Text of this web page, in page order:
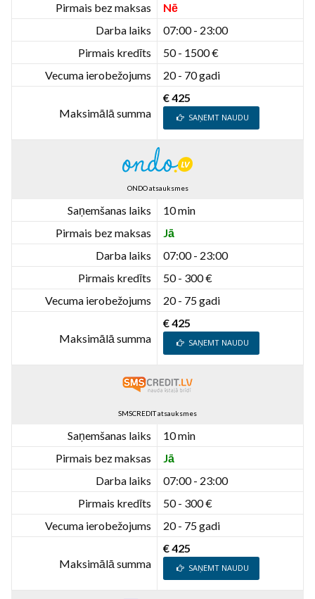
Pirmais bez maksas
Nē
Darba laiks
07:00 - 23:00
Pirmais kredīts
50 - 1500 €
Vecuma ierobežojums
20 - 70 gadi
Maksimālā summa
€ 425
SAŅEMT NAUDU
ONDO atsauksmes
Saņemšanas laiks
10 min
Pirmais bez maksas
Jā
Darba laiks
07:00 - 23:00
Pirmais kredīts
50 - 300 €
Vecuma ierobežojums
20 - 75 gadi
Maksimālā summa
€ 425
SAŅEMT NAUDU
SMSCREDIT atsauksmes
Saņemšanas laiks
10 min
Pirmais bez maksas
Jā
Darba laiks
07:00 - 23:00
Pirmais kredīts
50 - 300 €
Vecuma ierobežojums
20 - 75 gadi
Maksimālā summa
€ 425
SAŅEMT NAUDU